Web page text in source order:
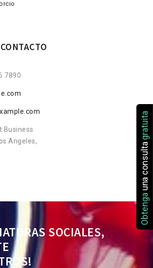
7890
Business
Angeles,
SOCIALES,
Obtenga
una consulta
gratuita